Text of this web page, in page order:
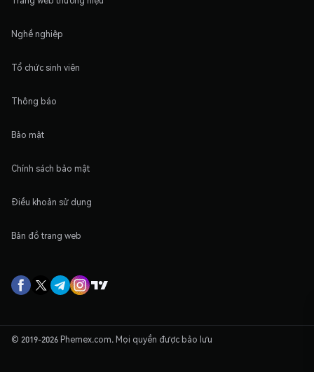
Nghề nghiệp
Tổ chức sinh viên
Thông báo
Bảo mật
Chính sách bảo mật
Điều khoản sử dụng
Bản đồ trang web
© 2019-2026 Phemex.com. Mọi quyền được bảo lưu